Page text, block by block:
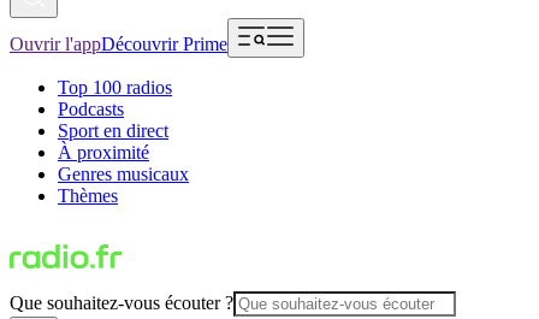
Ouvrir l'appDécouvrir Prime
Top 100 radios
Podcasts
Sport en direct
À proximité
Genres musicaux
Thèmes
Que souhaitez-vous écouter ?